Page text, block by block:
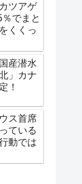
ツアゲ
でまと
くくっ
産潜水
」カナ
！
ス首席
ている
動では